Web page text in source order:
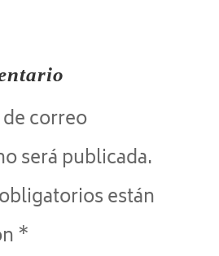
correo
será publicada.
están
*